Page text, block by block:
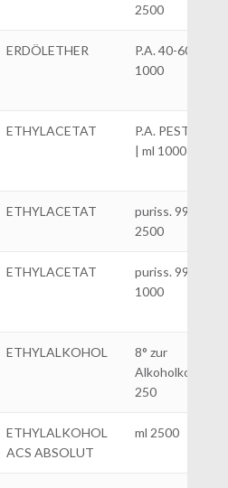
2500
ERDÖLETHER
P.A. 40-60°|ml
1000
ETHYLACETAT
P.A.
| ml 1000
ETHYLACETAT
puriss. 99%|ml
2500
ETHYLACETAT
puriss. 99%|ml
1000
ETHYLALKOHOL
8° zur
250
ETHYLALKOHOL
ACS ABSOLUT
ml 2500